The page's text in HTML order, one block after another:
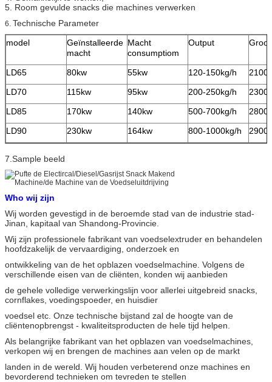
5. Room gevulde snacks die machines verwerken
6. Technische Parameter
model
Geïnstalleerde
macht
Macht
consumptiom
Output
LD65 80kw 55kw 120-150kg/h
LD70
115kw 95kw 200-250kg/h
LD85
170kw 140kw 500-700kg/h
LD90
230kw 164kw 800-1000kg/h
7.Sample beeld
Who wij zijn
Wij worden gevestigd in de beroemde stad van de industrie stad-
Jinan, kapitaal van Shandong-Provincie.
Wij zijn professionele fabrikant van voedselextruder en behandelen
hoofdzakelijk de vervaardiging, onderzoek en
ontwikkeling van de het opblazen voedselmachine. Volgens de
verschillende eisen van de cliënten, konden wij aanbieden
de gehele volledige verwerkingslijn voor allerlei uitgebreid snacks,
cornflakes, voedingspoeder, en huisdier
voedsel etc. Onze technische bijstand zal de hoogte van de
cliëntenopbrengst - kwaliteitsproducten de hele tijd helpen.
Als belangrijke fabrikant van het opblazen van voedselmachines,
verkopen wij en brengen de machines aan velen op de markt
landen in de wereld. Wij houden verbeterend onze machines en
bevorderend technieken om tevreden te stellen